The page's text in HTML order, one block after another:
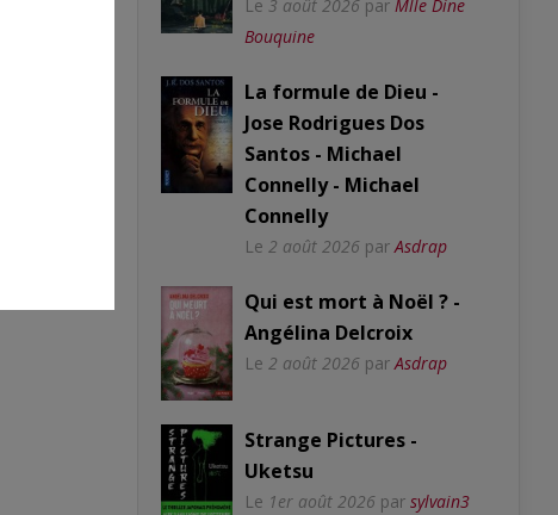
Le 3 août 2026 par Mlle Dine
Bouquine
La formule de Dieu -
Jose Rodrigues Dos
Santos - Michael
Connelly - Michael
Connelly
Le 2 août 2026 par Asdrap
Qui est mort à Noël ? -
Angélina Delcroix
Le 2 août 2026 par Asdrap
Strange Pictures -
Uketsu
Le 1er août 2026 par sylvain3